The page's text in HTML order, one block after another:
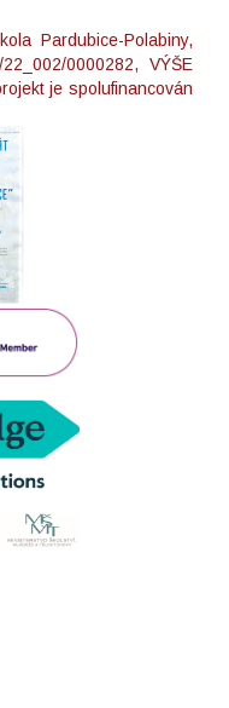
Pardubice-Polabiny,
0000282, VÝŠE
je spolufinancován